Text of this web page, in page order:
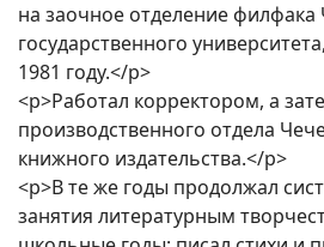
на заочное отделение
государственного
1981 году.</p>
<p>Работал корректором, а
производственного отдела
книжного издательства.</p>
<p>В те же годы продолжал
занятия литературным